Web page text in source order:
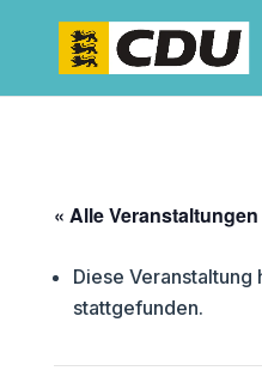
« Alle Veranstaltungen
Diese Veranstaltung
stattgefunden.